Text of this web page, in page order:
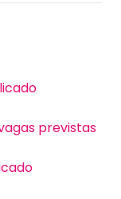
previstas